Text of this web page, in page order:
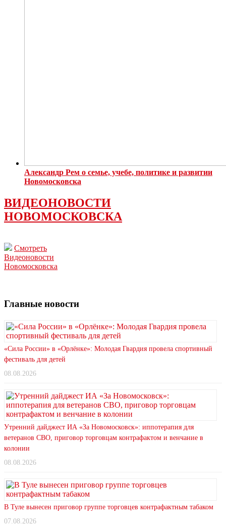
Александр Рем о семье, учебе, политике и развитии
Новомосковска
ВИДЕОНОВОСТИ
НОВОМОСКОВСКА
Смотреть
Видеоновости
Новомосковска
Главные новости
«Сила России» в «Орлёнке»: Молодая Гвардия провела спортивный
фестиваль для детей
08.08.2026
Утренний дайджест ИА «За Новомосковск»: иппотерапия для
ветеранов СВО, приговор торговцам контрафактом и венчание в
колонии
08.08.2026
В Туле вынесен приговор группе торговцев контрафактным табаком
07.08.2026